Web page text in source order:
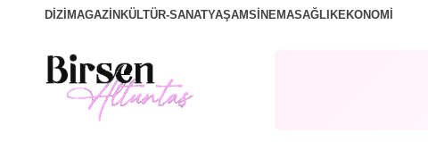
DİZİ MAGAZİN KÜLTÜR-SANATYAŞAMSİNEMASAĞLIKEKONOMİ